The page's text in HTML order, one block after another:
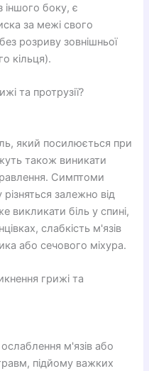
іншого боку, є
за межі свого
розриву зовнішньої
кільця).
та протрузії?
який посилюється при
також виникати
Симптоми
різняться залежно від
викликати біль у спині,
слабкість м'язів
або сечового міхура.
грижі та
м'язів або
підйому важких